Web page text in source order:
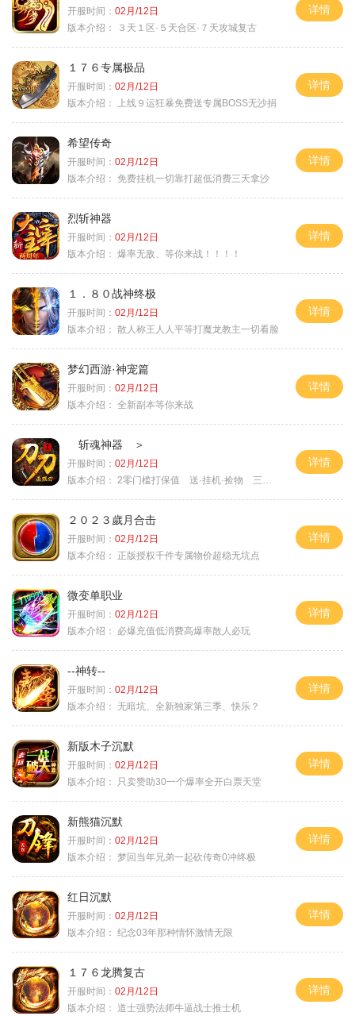
开服时间： 02月/12日
版本介绍：
３天１区·５天合区·７天攻城复古
详情
１７６专属极品
开服时间： 02月/12日
版本介绍：
上线９运狂暴免费送专属BOSS无沙捐
详情
希望传奇
开服时间： 02月/12日
版本介绍： 免费挂机一切靠打超低消费三天拿沙
详情
烈斩神器
开服时间： 02月/12日
版本介绍： 爆率无敌、等你来战！！！！
详情
１．８０战神终极
开服时间： 02月/12日
版本介绍： 散人称王人人平等打魔龙教主一切看脸
详情
梦幻西游·神宠篇
开服时间： 02月/12日
版本介绍： 全新副本等你来战
详情
斩魂神器 ＞
开服时间： 02月/12日
版本介绍： 2零门槛打保值 送·挂机·捡物 三天合区
详情
２０２３歲月合击
开服时间： 02月/12日
版本介绍：
正版授权千件专属物价超稳无坑点
详情
微变单职业
开服时间： 02月/12日
版本介绍：
必爆充值低消费高爆率散人必玩
详情
--神转--
开服时间： 02月/12日
版本介绍： 无暗坑、全新独家第三季、快乐？
详情
新版木子沉默
开服时间： 02月/12日
版本介绍：
只卖赞助30一个爆率全开白票天堂
详情
新熊猫沉默
开服时间： 02月/12日
版本介绍： 梦回当年兄弟一起砍传奇0冲终极
详情
红日沉默
开服时间： 02月/12日
版本介绍： 纪念03年那种情怀激情无限
详情
１７６龙腾复古
开服时间： 02月/12日
版本介绍： 道士强势法师牛逼战士推士机
详情